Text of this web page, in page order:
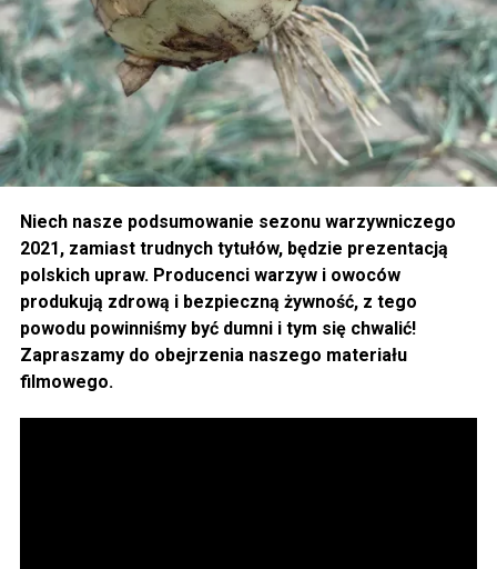
Niech nasze podsumowanie sezonu warzywniczego
2021, zamiast trudnych tytułów, będzie prezentacją
polskich upraw. Producenci warzyw i owoców
produkują zdrową i bezpieczną żywność, z tego
powodu powinniśmy być dumni i tym się chwalić!
Zapraszamy do obejrzenia naszego materiału
filmowego.